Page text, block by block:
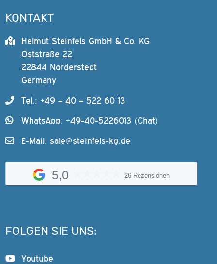
KONTAKT
Helmut Steinfels GmbH & Co. KG
Oststraße 22
22844 Norderstedt
Germany
Tel.: +49 – 40 – 522 60 13
WhatsApp: +49-40-5226013 (Chat)
E-Mail: sale@steinfels-kg.de
5,0 26 Rezensionen
FOLGEN SIE UNS:
Youtube